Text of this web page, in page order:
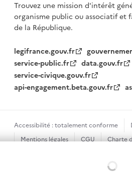
Trouvez une mission d'intérêt
organisme publicou associatif et
de la République.
legifrance.gouv.fr
service-public.fr
data.gouv.fr
service-civique.gouv.fr
api-engagement.beta.gouv.fr
Accessibilité : totalement conforme
Mentions légales
CGU
Charte